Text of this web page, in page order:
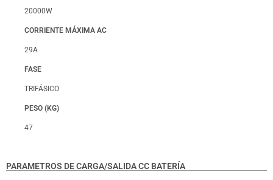
20000W
CORRIENTE MÁXIMA AC
29A
FASE
TRIFÁSICO
PESO (KG)
47
PARAMETROS DE CARGA/SALIDA CC BATERÍA